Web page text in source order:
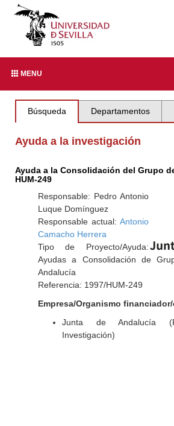
MENU
Búsqueda Departamentos
Ayuda a la investigación
Ayuda a la Consolidación del Grupo
HUM-249
Responsable: Pedro Antonio
Luque Domínguez
Responsable actual: Antonio
Camacho Herrera
Tipo de Proyecto/Ayuda:
Ayudas a Consolidación de
Andalucía
Referencia: 1997/HUM-249
Empresa/Organismo
Junta de Andalucía
Investigación)